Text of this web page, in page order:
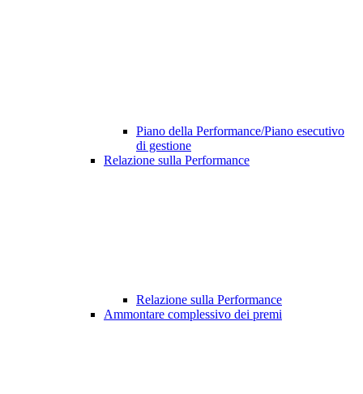
Piano della Performance/Piano esecutivo
di gestione
Relazione sulla Performance
Relazione sulla Performance
Ammontare complessivo dei premi